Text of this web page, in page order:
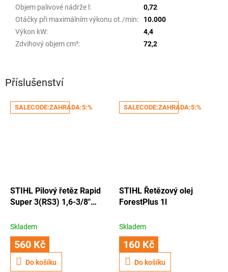
Příslušenství
SALECODE:ZAHRADA:5:%
STIHL Pilový řetěz Rapid
Super 3(RS3) 1,6-3/8"
Skladem
560 Kč
Do košíku
SALECODE:ZAHRADA:5:%
STIHL Řetězový olej
ForestPlus 1l
Skladem
160 Kč
Do košíku
Objem palivové nádrže l :
0,72
Otáčky při maximálním výkonu ot./min:
10.000
Výkon kW:
4,4
Zdvihový objem cm³: 72,2